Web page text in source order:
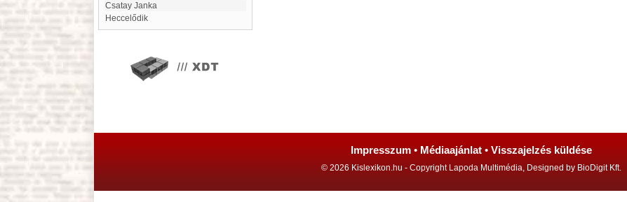
Csatay Janka
heccelődik
Impresszum • Médiaajánlat • Visszajelzés küldése
© 2026 Kislexikon.hu - Copyright Lapoda Multimédia, Designed by BioDigit Kft.